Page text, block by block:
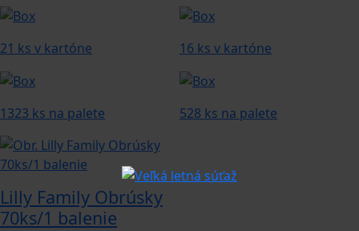
21 ks v kartóne
1323 ks na palete
16 ks v kartóne
528 ks na palete
Lilly Family Obrúsky
70ks/1 balenie